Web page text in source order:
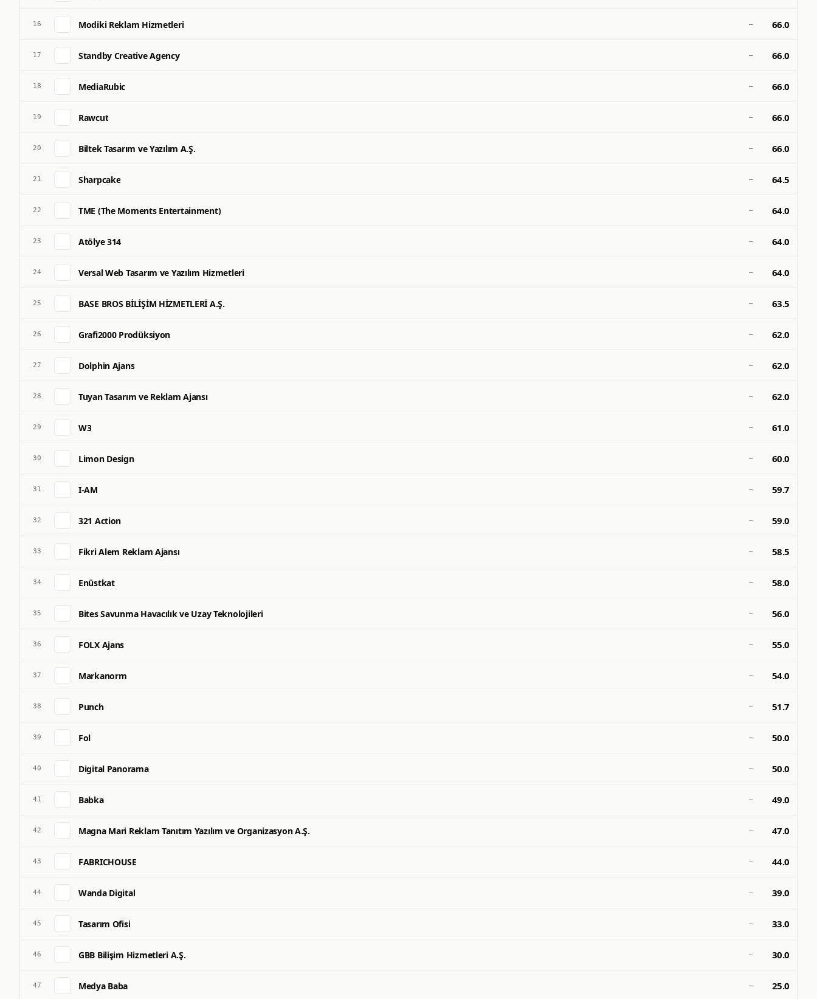
16 Modiki Reklam Hizmetleri — 66.0
17 Standby Creative Agency — 66.0
18 MediaRubic — 66.0
19 Rawcut — 66.0
20 Biltek Tasarım ve Yazılım A.Ş. — 66.0
21 Sharpcake — 64.5
22 TME (The Moments Entertainment) — 64.0
23 Atölye 314 — 64.0
24 Versal Web Tasarım ve Yazılım Hizmetleri — 64.0
25 BASE BROS BİLİŞİM HİZMETLERİ A.Ş. — 63.5
26 Grafi2000 Prodüksiyon — 62.0
27 Dolphin Ajans — 62.0
28 Tuyan Tasarım ve Reklam Ajansı — 62.0
29 W3 — 61.0
30 Limon Design — 60.0
31 I-AM — 59.7
32 321 Action — 59.0
33 Fikri Alem Reklam Ajansı — 58.5
34 Enüstkat — 58.0
35 Bites Savunma Havacılık ve Uzay Teknolojileri — 56.0
36 FOLX Ajans — 55.0
37 Markanorm — 54.0
38 Punch — 51.7
39 Fol — 50.0
40 Digital Panorama — 50.0
41 Babka — 49.0
42 Magna Mari Reklam Tanıtım Yazılım ve Organizasyon A.Ş. — 47.0
43 FABRICHOUSE — 44.0
44 Wanda Digital — 39.0
45 Tasarım Ofisi — 33.0
46 GBB Bilişim Hizmetleri A.Ş. — 30.0
47 Medya Baba — 25.0